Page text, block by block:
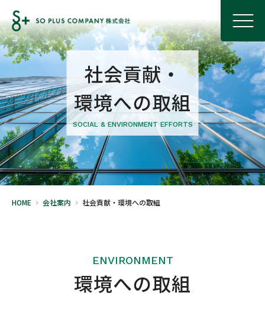
社会貢献・
環境への取組
SOCIAL & ENVIRONMENT EFFORTS
HOME 会社案内 社会貢献・環境への取組
ENVIRONMENT
環境への取組